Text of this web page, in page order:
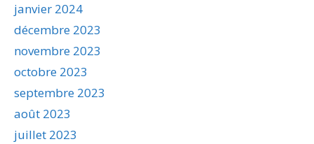
janvier 2024
décembre 2023
novembre 2023
octobre 2023
septembre 2023
août 2023
juillet 2023